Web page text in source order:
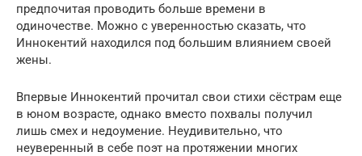
предпочитая проводить больше времени в
одиночестве. Можно с уверенностью сказать, что
Иннокентий находился под большим влиянием своей
жены.
Впервые Иннокентий прочитал свои стихи сёстрам еще
в юном возрасте, однако вместо похвалы получил
лишь смех и недоумение. Неудивительно, что
неуверенный в себе поэт на протяжении многих